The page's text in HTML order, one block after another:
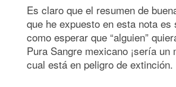
Es claro que el resumen de
que he expuesto en esta nota es
como esperar que “alguien”
Pura Sangre mexicano ¡sería un
cual está en peligro de extinción.